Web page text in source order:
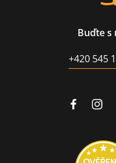
Buďte s
+420 545